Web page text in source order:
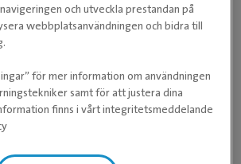
och utveckla prestandan på
webbplatsanvändningen och bidra till
för mer information om användningen
samt för att justera dina
finns i vårt integritetsmeddelande